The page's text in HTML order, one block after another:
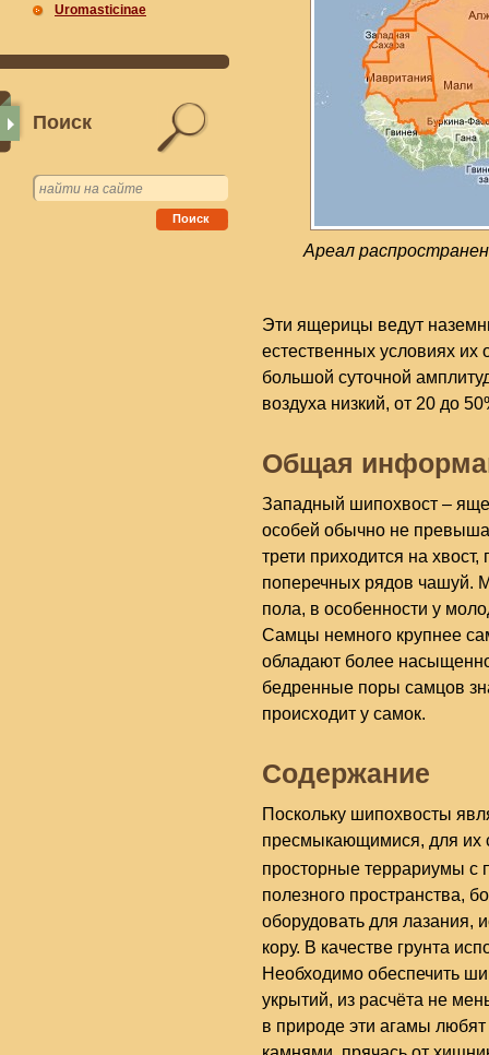
Uromasticinae
Поиск
Поиск
Ареал
Эти ящерицы ведут
естественных условиях их
большой суточной
воздуха низкий, от 20 до
Общая
Западный шипохвост –
особей обычно не
трети приходится на
поперечных рядов чашуй.
пола, в особенности у
Самцы немного крупнее
обладают более
бедренные поры самцов
происходит у самок.
Содержание
Поскольку шипохвосты
пресмыкающимися, для их
просторные террариумы с
полезного пространства,
оборудовать для лазания,
кору. В качестве грунта
Необходимо обеспечить
укрытий, из расчёта не
в природе эти агамы